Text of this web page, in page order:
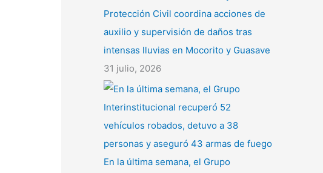
Protección Civil coordina acciones de
auxilio y supervisión de daños tras
intensas lluvias en Mocorito y Guasave
31 julio, 2026
En la última semana, el Grupo